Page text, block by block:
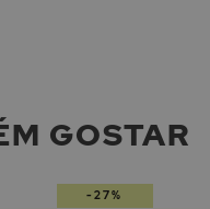
GOSTAR
-27%